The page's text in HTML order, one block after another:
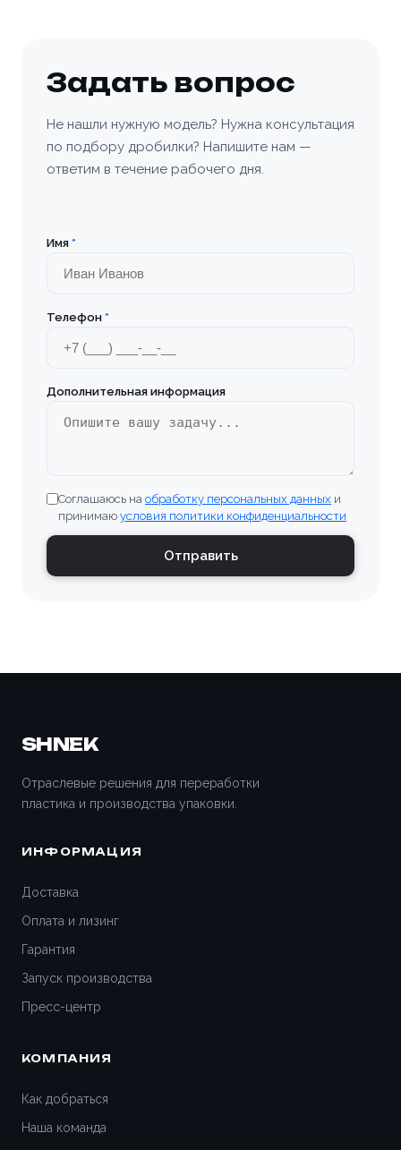
Богородицк
Братск
Бронницы
Великие Луки
Владивосток
Воронеж
Геленджик
Дедовск
Димитровград
Задать вопрос
Не нашли нужную модель? Нужна консультация
по подбору дробилки? Напишите нам —
ответим в течение рабочего дня.
Имя *
Телефон *
Дополнительная информация
Соглашаюсь на обработку персональных данных и
принимаю условия политики конфиденциальности
Отправить
SHNEK
Отраслевые решения для переработки
пластика и производства упаковки.
ИНФОРМАЦИЯ
Доставка
Оплата и лизинг
Гарантия
Запуск производства
Пресс-центр
КОМПАНИЯ
Как добраться
Наша команда